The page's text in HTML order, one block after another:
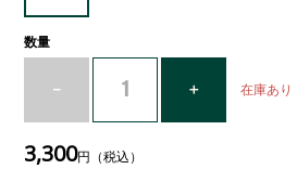
数量
在庫あり
3,300円（税込）